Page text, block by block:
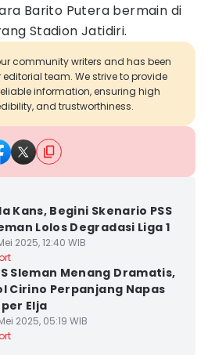
Barito Putera bermain di
Stadion Jatidiri.
community writers and has been
team. We strive to provide
information, ensuring high
and trustworthiness.
Kans, Begini Skenario PSS
Lolos Degradasi Liga 1
2025, 12:40 WIB
Sleman Menang Dramatis,
Cirino Perpanjang Napas
Elja
2025, 05:19 WIB